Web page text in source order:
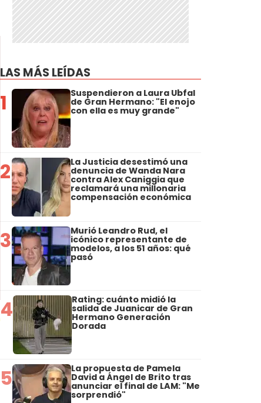
LAS MÁS LEÍDAS
1 Suspendieron a Laura Ubfal
de Gran Hermano: "El enojo
con ella es muy grande"
2 La Justicia desestimó una
denuncia de Wanda Nara
contra Alex Caniggia que
reclamará una millonaria
compensación económica
3 Murió Leandro Rud, el
icónico representante de
modelos, a los 51 años: qué
pasó
4 Rating: cuánto midió la
salida de Juanicar de Gran
Hermano Generación
Dorada
5 La propuesta de Pamela
David a Ángel de Brito tras
anunciar el final de LAM: "Me
sorprendió"